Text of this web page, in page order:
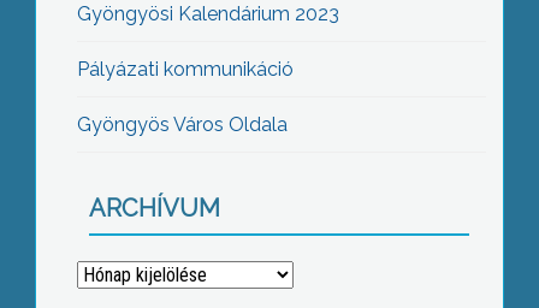
Gyöngyösi Kalendárium 2023
Pályázati kommunikáció
Gyöngyös Város Oldala
ARCHÍVUM
Archívum